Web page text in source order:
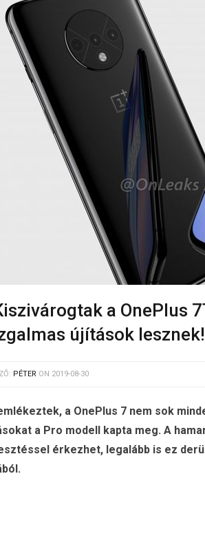
a OnePlus
újítások lesznek!
PÉTER ON 2019-08-30
a OnePlus 7 nem sok
a Pro modell kapta meg. A
érkezhet, legalább is ez